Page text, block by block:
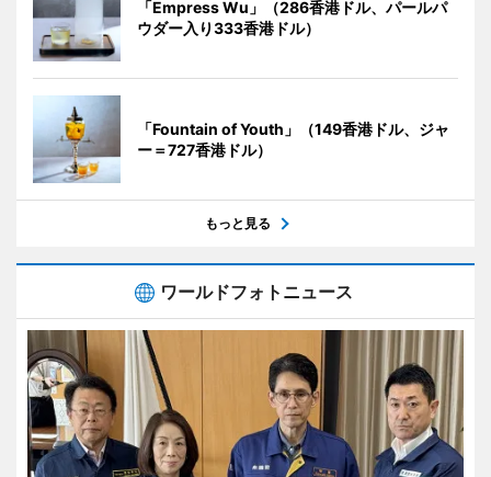
「Empress Wu」（286香港ドル、パールパ
ウダー入り333香港ドル）
「Fountain of Youth」（149香港ドル、ジャ
ー＝727香港ドル）
もっと見る
ワールドフォトニュース